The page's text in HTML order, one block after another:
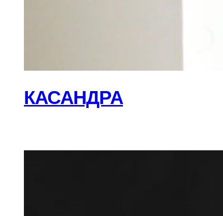
КАСАНДРА